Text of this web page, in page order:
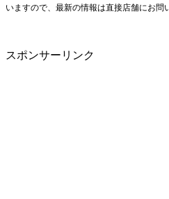
いますので、最新の情報は直接店舗にお問
スポンサーリンク